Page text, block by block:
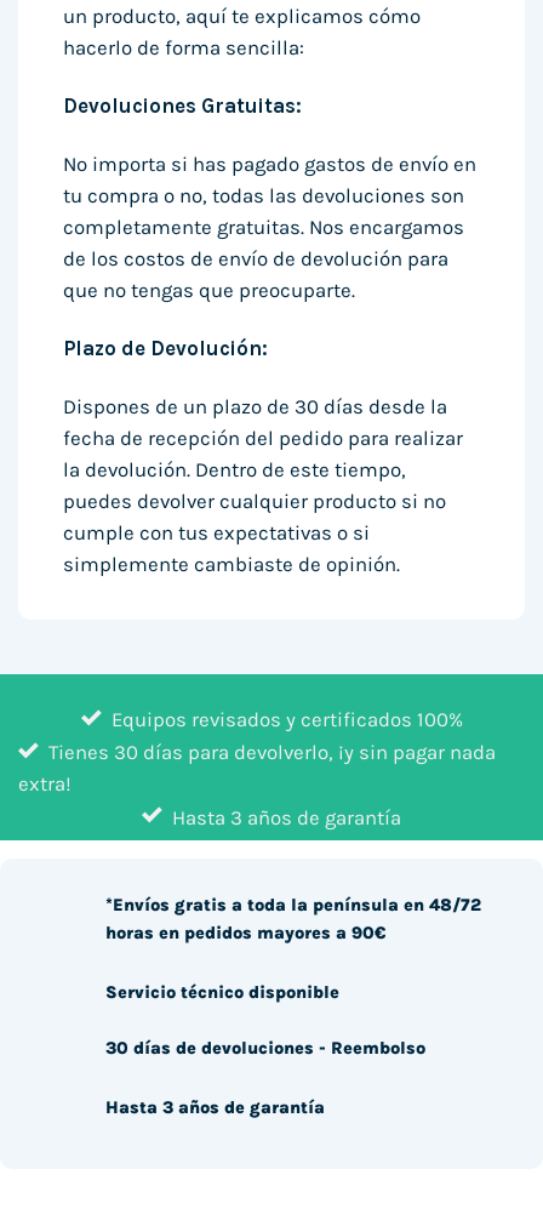
un producto, aquí te explicamos cómo
hacerlo de forma sencilla:
Devoluciones Gratuitas:
No importa si has pagado gastos de envío en
tu compra o no, todas las devoluciones son
completamente gratuitas. Nos encargamos
de los costos de envío de devolución para
que no tengas que preocuparte.
Plazo de Devolución:
Dispones de un plazo de 30 días desde la
fecha de recepción del pedido para realizar
la devolución. Dentro de este tiempo,
puedes devolver cualquier producto si no
cumple con tus expectativas o si
simplemente cambiaste de opinión.
Equipos revisados y certificados 100%
Tienes 30 días para devolverlo, ¡y sin pagar nada
extra!
Hasta 3 años de garantía
*Envíos gratis a toda la península en 48/72
horas en pedidos mayores a 90€
Servicio técnico disponible
30 días de devoluciones - Reembolso
Hasta 3 años de garantía